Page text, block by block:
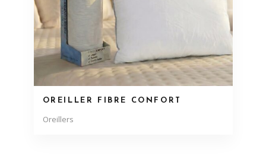
OREILLER FIBRE CONFORT
Oreillers